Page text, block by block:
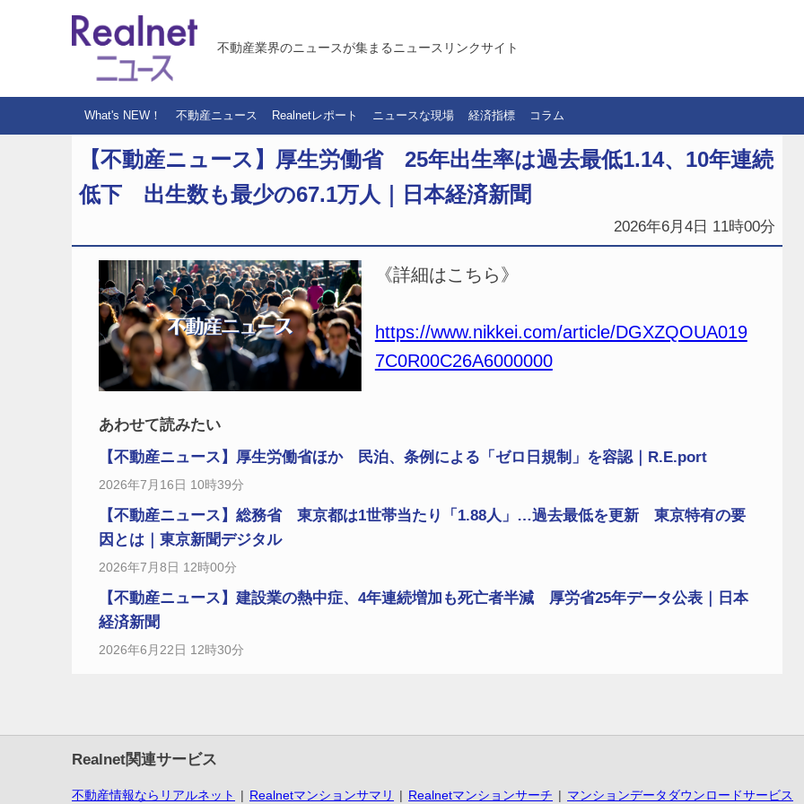
不動産業界のニュースが集まるニュースリンクサイト
What's NEW！ 不動産ニュース Realnetレポート ニュースな現場 経済指標 コラム
【不動産ニュース】厚生労働省 25年出生率は過去最低1.14、10年連続
低下 出生数も最少の67.1万人｜日本経済新聞
2026年6月4日 11時00分
《詳細はこちら》
https://www.nikkei.com/article/DGXZQOUA019
7C0R00C26A6000000
あわせて読みたい
【不動産ニュース】厚生労働省ほか 民泊、条例による「ゼロ日規制」を容認｜R.E.port
2026年7月16日 10時39分
【不動産ニュース】総務省 東京都は1世帯当たり「1.88人」…過去最低を更新 東京特有の要
因とは｜東京新聞デジタル
2026年7月8日 12時00分
【不動産ニュース】建設業の熱中症、4年連続増加も死亡者半減 厚労省25年データ公表｜日本
経済新聞
2026年6月22日 12時30分
Realnet関連サービス
不動産情報ならリアルネット Realnetマンションサマリ Realnetマンションサーチ マンションデータダウンロードサービス